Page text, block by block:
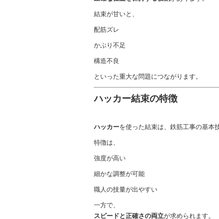
結束が甘いと、
配筋ズレ
かぶり不足
構造不良
といった重大な問題につながります。
ハッカー結束の特徴
ハッカーを使った結束は、鉄筋工事の基本
特徴は、
強度が高い
細かな調整が可能
職人の技量が出やすい
一方で、
スピードと正確さの両立が求められます。